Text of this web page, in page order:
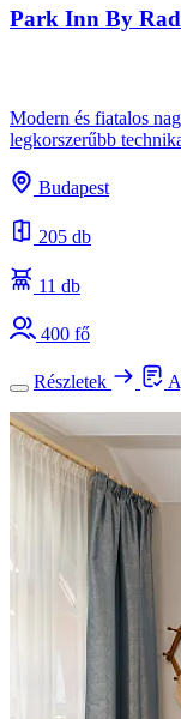
Park Inn By
Modern és fiatalos
legkorszerűbb
Budapest
205 db
11 db
400 fő
Részletek